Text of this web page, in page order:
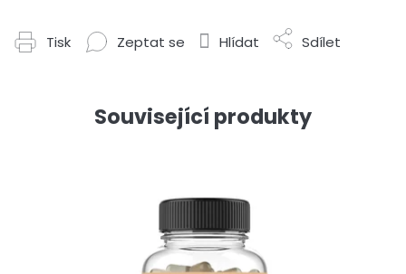
Tisk Zeptat se Hlídat Sdílet
Související produkty